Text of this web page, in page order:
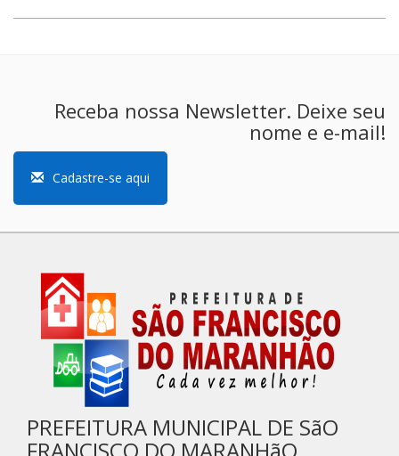
Receba nossa Newsletter. Deixe seu
nome e e-mail!
Cadastre-se aqui
PREFEITURA MUNICIPAL DE SãO
FRANCISCO DO MARANHãO